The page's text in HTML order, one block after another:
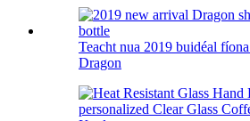
Teacht nua 2019 buidéal
Dragon